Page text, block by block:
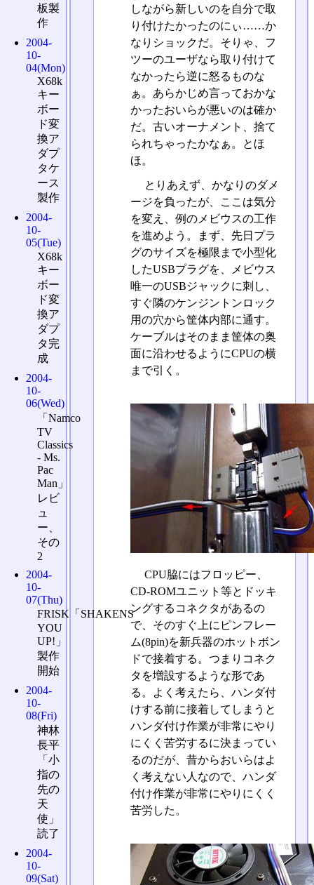
しながら新しいのを自分で取
り付けたかったのにぃ……か
なりショックだ。そりゃ、フ
ツーのユーザなら取り付けて
なかったら逆に怒るものな
ぁ。あらかじめ言っておかな
かったおいらが悪いのは確か
だ。古いオーナメント、捨て
られちゃったかなぁ。とほ
ほ。
とりあえず、かなりのダメ
ージを負ったが、ここは気分
を変え、例のメビウスの工作
を進めよう。まず、先日プラ
グのサイズを極限まで小型化
したUSBプラグを、メビウス
唯一のUSBジャックに刺し、
すぐ隣のケンジントンロック
用の穴から筐体内部に通す。
ケーブルはそのまま筐体の奥
面に沿わせるようにCPUの横
まで引く。
CPU脇にはフロッピー、
CD-ROMユニット等とドッキ
ングするコネクタがあるの
で、そのすぐ上にピンフレー
ム(8pin)を新兵器のホットボン
ドで接着する。つまりコネク
タを増設するような形であ
る。よく考えたら、ハンダ付
けする前に接着してしまうと
ハンダ付け作業が非常にやり
にくく苦労するに決まってい
るのだが、昔からおいらはよ
く考えない人なので、ハンダ
付け作業が非常にやりにくく
苦労した。
板製
作
2004-
10-
04(Mon)
X68k
キー
ボー
ド変
換ア
ダプ
タケ
ース
製作
2004-
10-
05(Tue)
X68k
キー
ボー
ド変
換ア
ダプ
タ完
成
2004-
10-
06(Wed)
「Namco
TV
Classics
- Ms.
Pac
Man」
レビ
ュ
ー、
その
2
2004-
10-
07(Thu)
FRISK「SHAKENS
YOU
UP!」
製作
開始
2004-
10-
08(Fri)
神林
長平
「小
指の
先の
天
使」
読了
2004-
10-
09(Sat)